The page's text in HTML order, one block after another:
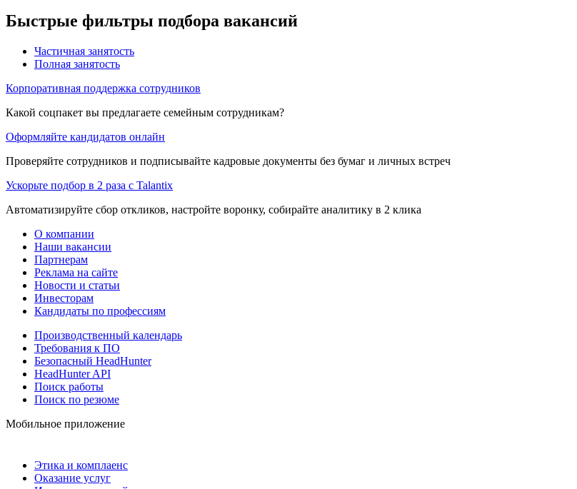
Быстрые фильтры подбора вакансий
Частичная занятость
Полная занятость
Корпоративная поддержка сотрудников
Какой соцпакет вы предлагаете семейным сотрудникам?
Оформляйте кандидатов онлайн
Проверяйте сотрудников и подписывайте кадровые документы без бумаг и личных встреч
Ускорьте подбор в 2 раза с Talantix
Автоматизируйте сбор откликов, настройте воронку, собирайте аналитику в 2 клика
О компании
Наши вакансии
Партнерам
Реклама на сайте
Новости и статьи
Инвесторам
Кандидаты по профессиям
Производственный календарь
Требования к ПО
Безопасный HeadHunter
HeadHunter API
Поиск работы
Поиск по резюме
Мобильное приложение
Этика и комплаенс
Оказание услуг